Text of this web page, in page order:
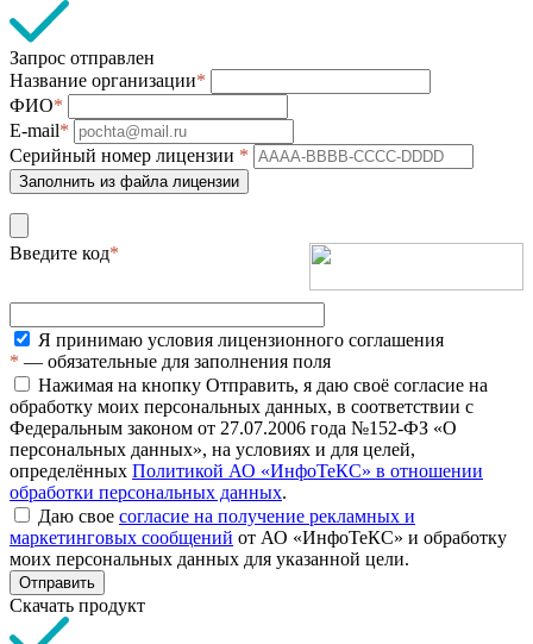
Запрос отправлен
Название организации*
ФИО*
E-mail*
Серийный номер лицензии *
Заполнить из файла лицензии
Введите код*
Я принимаю условия лицензионного соглашения
* — обязательные для заполнения поля
Нажимая на кнопку Отправить, я даю своё согласие на
обработку моих персональных данных, в соответствии с
Федеральным законом от 27.07.2006 года №152-ФЗ «О
персональных данных», на условиях и для целей,
определённых Политикой АО «ИнфоТеКС» в отношении
обработки персональных данных.
Даю свое согласие на получение рекламных и
маркетинговых сообщений от АО «ИнфоТеКС» и обработку
моих персональных данных для указанной цели.
Отправить
Скачать продукт